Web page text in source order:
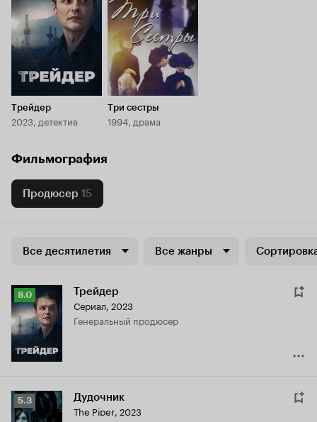
Трейдер
2023, детектив
Три сестры
1994, драма
Фильмография
Продюсер 15
Все десятилетия Все жанры
Рейтинг
Кинопоиска
8.0
8.0 Трейдер
Сериал, 2023
генеральный продюсер
Рейтинг
Кинопоиска
5.3 Дудочник
The Piper, 2023